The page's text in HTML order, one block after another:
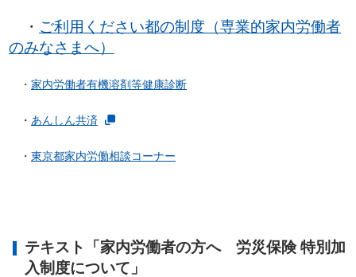
・ ご利用ください都の制度（専業的家内労働者
のみなさまへ）
・ 家内労働者有機溶剤等健康診断
・ あんしん共済
・ 東京都家内労働相談コーナー
テキスト「家内労働者の方へ 労災保険 特別加
入制度について」